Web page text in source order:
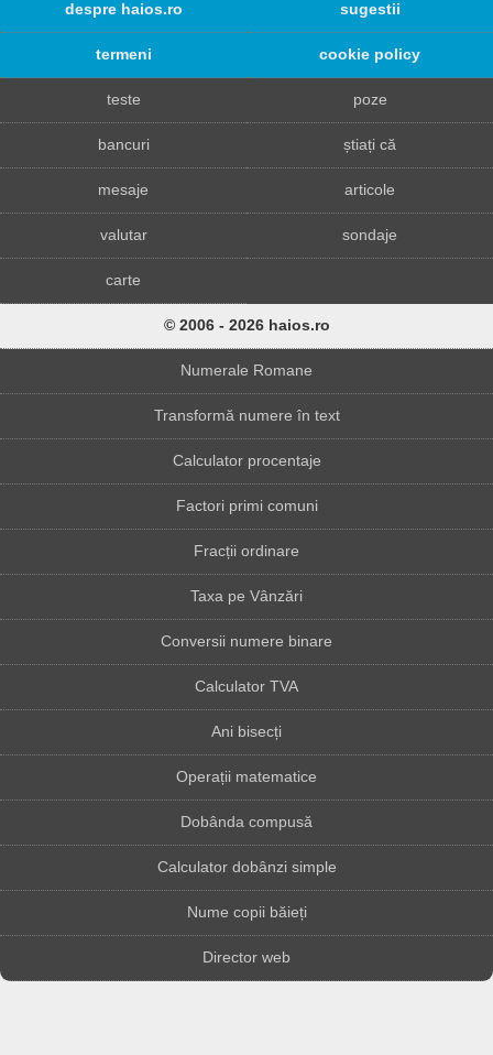
despre haios.ro sugestii
termeni cookie policy
teste poze
bancuri știați că
mesaje articole
valutar sondaje
carte
© 2006 - 2026 haios.ro
Numerale Romane
Transformă numere în text
Calculator procentaje
Factori primi comuni
Fracții ordinare
Taxa pe Vânzări
Conversii numere binare
Calculator TVA
Ani bisecți
Operații matematice
Dobânda compusă
Calculator dobânzi simple
Nume copii băieți
Director web